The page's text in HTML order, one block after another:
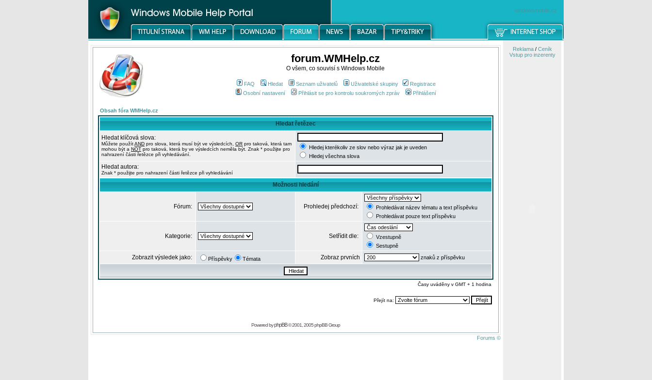
windowsmobile.cz
forum.WMHelp.cz
O všem, co souvisí s Windows Mobile
FAQ Hledat Seznam uživatelů Uživatelské skupiny
Registrace
Osobní nastavení
Přihlásit se pro kontrolu soukromých zpráv Přihlášení
Obsah fóra WMHelp.cz
Hledat řetězec
Hledat klíčová slova:
Můžete použítAND pro slova, která musí být ve výsledcích, OR pro taková, která tam
mohou být a NOT pro taková, která by ve výsledcích neměla být. Znak * použijte pro
nahrazení části řetězce při vyhledávání.
Hledej kterékoliv ze slov nebo výraz jak je uveden
Hledej všechna slova
Hledat autora:
Znak * použijte pro nahrazení části řetězce při vyhledávání
Možnosti hledání
Fórum: Prohledej předchozí:
Prohledávat název tématu a text příspěvku
Prohledávat pouze text příspěvku
Kategorie: Setřídit dle:
Vzestupně
Sestupně
Zobrazit výsledek jako: Příspěvky Témata Zobraz prvních znaků z příspěvku
Časy uváděny v GMT + 1 hodina
Přejít na:
Powered byphpBB© 2001, 2005 phpBB Group
Forums ©
Reklama/ Ceník
Vstup pro inzerenty